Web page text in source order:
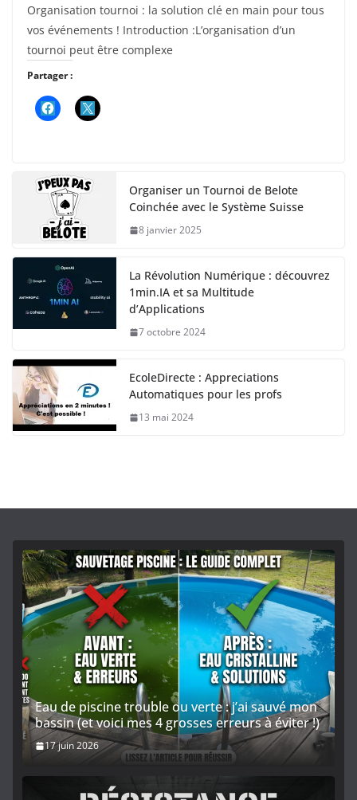
Organisation tournoi : la solution clé en main pour tous
vos événements ! Introduction :L’organisation d’un
tournoi peut être complexe
Partager :
Organiser un Tournoi de Belote
Coinchée avec le Système Suisse
8 janvier 2025
La Révolution Numérique : découvrez
1min.IA et sa Multitude
d’Applications
7 octobre 2024
EcoleDirecte : Appreciations
Automatiques pour les profs
13 mai 2024
Eau de piscine trouble ou verte : j’ai sauvé mon
bassin (et voici mes 4 grosses erreurs à éviter !)
17 juin 2026